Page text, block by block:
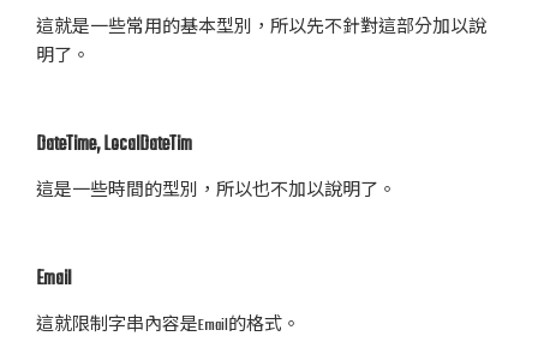
這就是一些常用的基本型別，所以先不針對這部分加以說
明了。
DateTime, LocalDateTim
這是一些時間的型別，所以也不加以說明了。
Email
這就限制字串內容是Email的格式。